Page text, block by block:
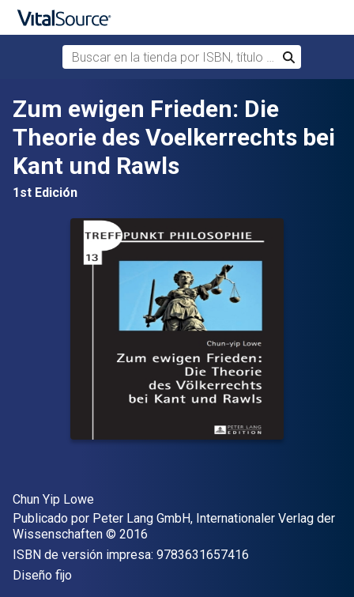
Saltar al contenido principal
Buscar en la tienda por ISBN, título o autor
Buscar
Zum ewigen Frieden: Die
Theorie des Voelkerrechts bei
Kant und Rawls
1st Edición
Autor(es)
Chun Yip Lowe
Editor
Publicado por Peter Lang GmbH, Internationaler Verlag der
Wissenschaften Copyright
© 2016
ISBN de versión impresa: 9783631657416
Formato
Diseño fijo